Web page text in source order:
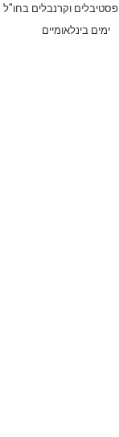
פסטיבלים וקרנבלים בחו"ל
ימים בינלאומיים